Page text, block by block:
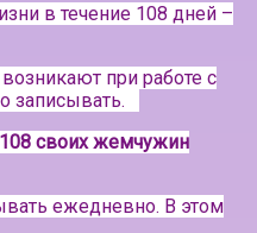
в течение 108 дней –
при работе с
записывать.⠀
своих жемчужин
ежедневно. В этом